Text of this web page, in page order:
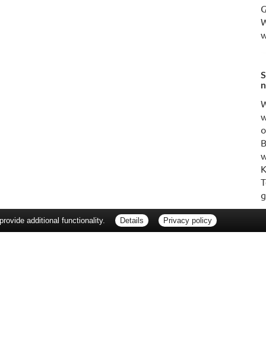
additional functionality. Details Privacy policy